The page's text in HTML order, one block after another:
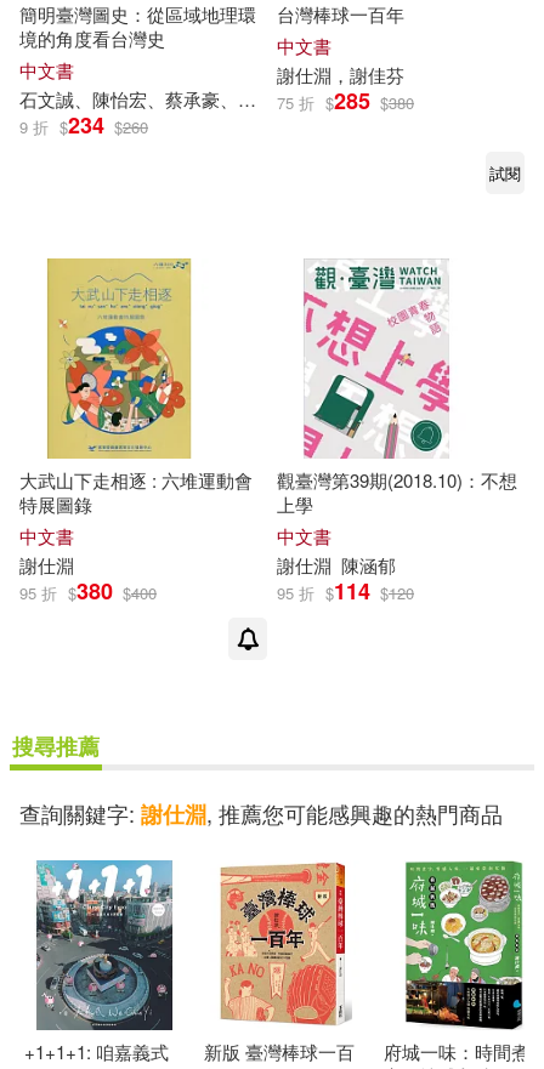
簡明臺灣圖史：從區域地理環
境的角度看台灣史
中文書
石文誠、陳怡宏、蔡承豪、
謝 淵
9 折 $234 $260
台灣棒球一百年
中文書
謝仕淵 ，謝佳芬
75 折 $285 $380
試閱
大武山下走相逐 : 六堆運動會
特展圖錄
中文書
謝仕淵
95 折 $380 $400
觀臺灣第39期(2018.10)：不想
上學
中文書
謝仕淵 陳涵郁
95 折 $114 $120
搜尋推薦
查詢關鍵字: 謝仕淵, 推薦您可能感興趣的熱門商品
+1+1+1: 咱嘉義式
新版 臺灣棒球一百
府城一味：時間煮